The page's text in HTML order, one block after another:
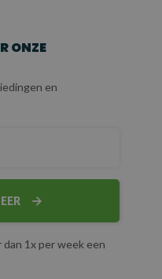
ONZE
en
1x per week een